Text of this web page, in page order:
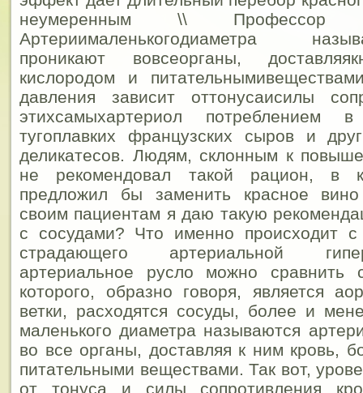
неумеренным \\ Профессор
Артериималенькогодиаметра
проникают вовсеорганы,
кислородом и
давления зависит оттонусаисилы
этихсамыхартериол потреблением
тугоплавких французских сыров и
деликатесов. Людям, склонным к
не рекомендовал такой рацион, в
предложил бы заменить красное
своим пациентам я даю такую
с сосудами? Что именно происходит с
страдающего артериальной
артериальное русло можно сравнить
которого, образно говоря, является
ветки, расходятся сосуды, более и
маленького диаметра называются
во все органы, доставляя к ним кровь,
питательными веществами. Так вот,
от тонуса и силы сопротивления